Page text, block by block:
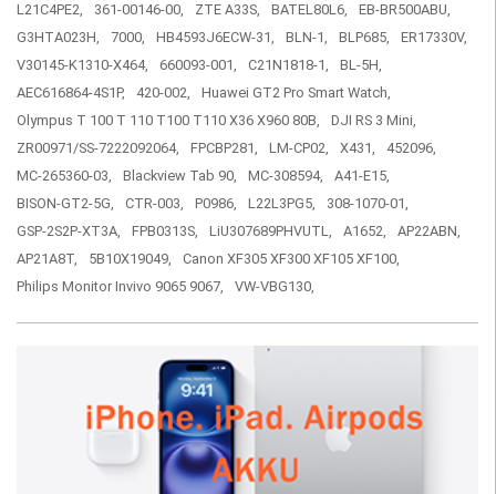
L21C4PE2,
361-00146-00, ZTE A33S, BATEL80L6,
EB-BR500ABU,
G3HTA023H,
7000, HB4593J6ECW-31, BLN-1, BLP685,
ER17330V,
V30145-K1310-X464,
660093-001, C21N1818-1,
BL-5H,
AEC616864-4S1P,
420-002,
Huawei GT2 Pro Smart Watch,
Olympus T 100 T 110 T100 T110 X36 X960 80B,
DJI RS 3 Mini,
ZR00971/SS-7222092064,
FPCBP281, LM-CP02, X431,
452096,
MC-265360-03,
Blackview Tab 90, MC-308594,
A41-E15,
BISON-GT2-5G,
CTR-003, P0986, L22L3PG5,
308-1070-01,
GSP-2S2P-XT3A,
FPB0313S, LiU307689PHVUTL, A1652,
AP22ABN,
AP21A8T,
5B10X19049,
Canon XF305 XF300 XF105 XF100,
Philips Monitor Invivo 9065 9067,
VW-VBG130,